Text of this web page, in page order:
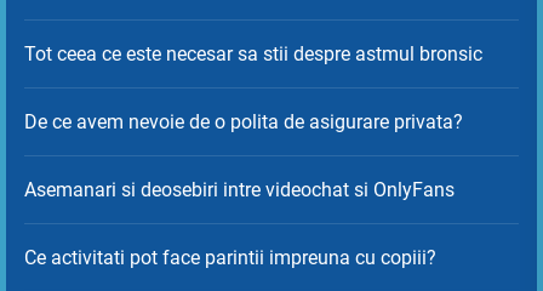
Tot ceea ce este necesar sa stii despre astmul bronsic
De ce avem nevoie de o polita de asigurare privata?
Asemanari si deosebiri intre videochat si OnlyFans
Ce activitati pot face parintii impreuna cu copiii?